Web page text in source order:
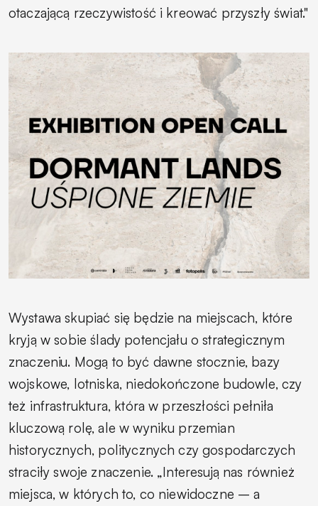
otaczającą rzeczywistość i kreować przyszły świat."
Wystawa skupiać się będzie na miejscach, które
kryją w sobie ślady potencjału o strategicznym
znaczeniu. Mogą to być dawne stocznie, bazy
wojskowe, lotniska, niedokończone budowle, czy
też infrastruktura, która w przeszłości pełniła
kluczową rolę, ale w wyniku przemian
historycznych, politycznych czy gospodarczych
straciły swoje znaczenie. „Interesują nas również
miejsca, w których to, co niewidoczne – a